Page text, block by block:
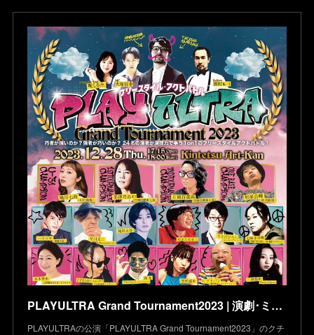
PLAYULTRA Grand Tournament2023 | 演劇･ミュージカル等のクチコミ＆チケット予約★CoRich舞台芸術！
PLAYULTRAの公演「PLAYULTRA Grand Tournament2023」のクチ